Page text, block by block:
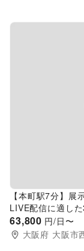
Previous
【本町駅7分】展
LIVE配信に適し
63,800 円/日〜
大阪府 大阪市